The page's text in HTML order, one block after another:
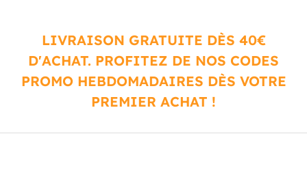
LIVRAISON GRATUITE DÈS 40€
D'ACHAT. PROFITEZ DE NOS CODES
PROMO HEBDOMADAIRES DÈS VOTRE
PREMIER ACHAT !